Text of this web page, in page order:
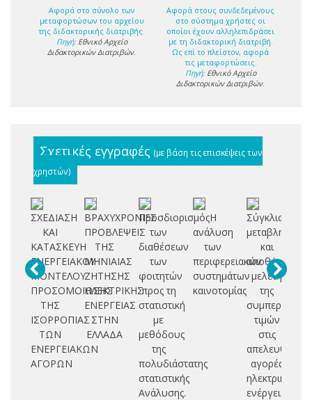
Αφορά στο σύνολο των
μεταφορτώσων του αρχείου
της διδακτορικής διατριβής.
Πηγή: Εθνικό Αρχείο
Διδακτορικών Διατριβών.
Αφορά στους συνδεδεμένους
στο σύστημα χρήστες οι
οποίοι έχουν αλληλεπιδράσει
με τη διδακτορική διατριβή.
Ως επί το πλείστον, αφορά
τις μεταφορτώσεις.
Πηγή: Εθνικό Αρχείο
Διδακτορικών Διατριβών.
Σχετικές εγγραφές (με βάση τις επισκέψεις των
χρηστών)
ΣΧΕΔΙΑΣΗ
ΚΑΙ
ΚΑΤΑΣΚΕΥΗ
ΕΝΕΡΓΕΙΑΚΟΥ
ΜΟΝΤΕΛΟΥ
ΠΡΟΣΟΜΟΙΩΣΗΣ
ΤΗΣ
ΙΣΟΡΡΟΠΙΑΣ
ΤΩΝ
ΕΝΕΡΓΕΙΑΚΩΝ
ΑΓΟΡΩΝ
ΒΡΑΧΥΧΡΟΝΙΕΣ
ΠΡΟΒΛΕΨΕΙΣ
ΤΗΣ
ΜΗΝΙΑΙΑΣ
ΖΗΤΗΣΗΣ
ΗΛΕΚΤΡΙΚΗΣ
ΕΝΕΡΓΕΙΑΣ
ΣΤΗΝ
ΕΛΛΑΔΑ
Προσδιορισμός
των
διαθέσεων
των
φοιτητών
προς τη
στατιστική
με
μεθόδους
της
πολυδιάστατης
στατιστικής
Ανάλυσης.
Η
ανάλυση
των
περιφερειακών
συστημάτων
καινοτομίας
Σύγκλιση,
και
αποθήκευση:
μελέτη
της
τιμών
στις
αγορές
ηλεκτρικής
ενέργειας